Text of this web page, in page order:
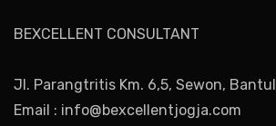
BEXCELLENT CONSULTANT
Jl. Parangtritis Km. 6,5, Sewon,
Email : info@bexcellentjogja.com